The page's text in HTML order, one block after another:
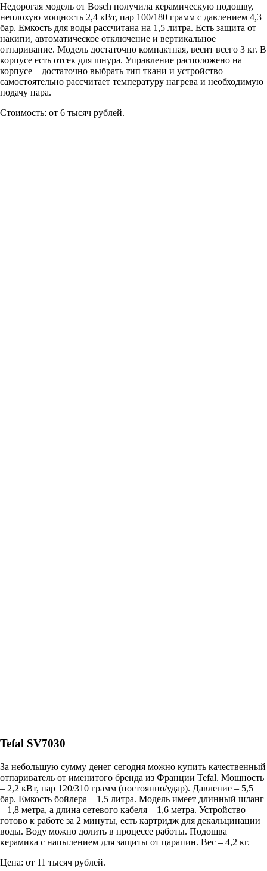
Недорогая модель от Bosch получила керамическую подошву,
неплохую мощность 2,4 кВт, пар 100/180 грамм с давлением 4,3
бар. Емкость для воды рассчитана на 1,5 литра. Есть защита от
накипи, автоматическое отключение и вертикальное
отпаривание. Модель достаточно компактная, весит всего 3 кг. В
корпусе есть отсек для шнура. Управление расположено на
корпусе – достаточно выбрать тип ткани и устройство
самостоятельно рассчитает температуру нагрева и необходимую
подачу пара.
Стоимость: от 6 тысяч рублей.
Tefal SV7030
За небольшую сумму денег сегодня можно купить качественный
отпариватель от именитого бренда из Франции Tefal. Мощность
– 2,2 кВт, пар 120/310 грамм (постоянно/удар). Давление – 5,5
бар. Емкость бойлера – 1,5 литра. Модель имеет длинный шланг
– 1,8 метра, а длина сетевого кабеля – 1,6 метра. Устройство
готово к работе за 2 минуты, есть картридж для декальцинации
воды. Воду можно долить в процессе работы. Подошва
керамика с напылением для защиты от царапин. Вес – 4,2 кг.
Цена: от 11 тысяч рублей.